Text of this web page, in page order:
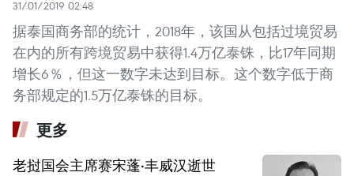
31/01/2019 02:48
据泰国商务部的统计，2018年，该国从包括过境贸易
在内的所有跨境贸易中获得1.4万亿泰铢，比17年同期
增长6％，但这一数字未达到目标。这个数字低于商
务部规定的1.5万亿泰铢的目标。
更多
老挝国会主席赛宋蓬·丰威汉逝世